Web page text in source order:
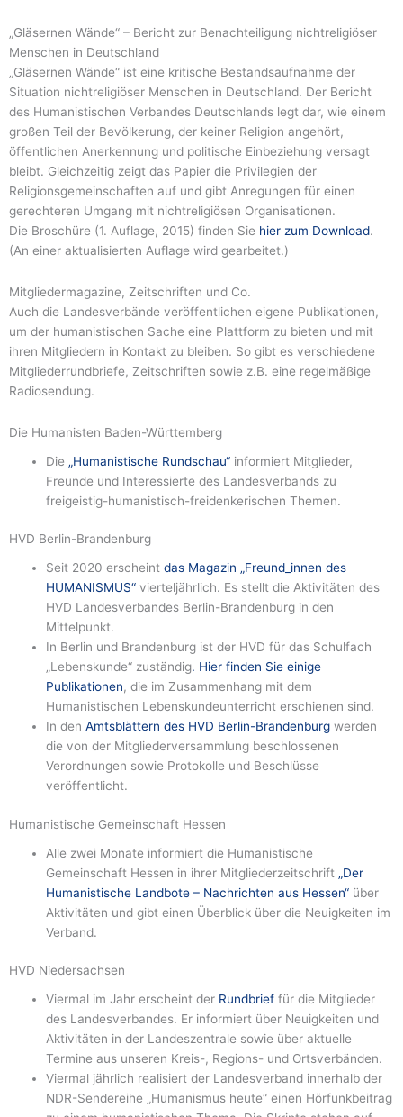
„Gläsernen Wände“ – Bericht zur Benachteiligung nichtreligiöser
Menschen in Deutschland
„Gläsernen Wände“ ist eine kritische Bestandsaufnahme der
Situation nichtreligiöser Menschen in Deutschland. Der Bericht
des Humanistischen Verbandes Deutschlands legt dar, wie einem
großen Teil der Bevölkerung, der keiner Religion angehört,
öffentlichen Anerkennung und politische Einbeziehung versagt
bleibt. Gleichzeitig zeigt das Papier die Privilegien der
Religionsgemeinschaften auf und gibt Anregungen für einen
gerechteren Umgang mit nichtreligiösen Organisationen.
Die Broschüre (1. Auflage, 2015) finden Sie hier zum Download.
(An einer aktualisierten Auflage wird gearbeitet.)
Mitgliedermagazine, Zeitschriften und Co.
Auch die Landesverbände veröffentlichen eigene Publikationen,
um der humanistischen Sache eine Plattform zu bieten und mit
ihren Mitgliedern in Kontakt zu bleiben. So gibt es verschiedene
Mitgliederrundbriefe, Zeitschriften sowie z.B. eine regelmäßige
Radiosendung.
Die Humanisten Baden-Württemberg
Die „Humanistische Rundschau“ informiert Mitglieder,
Freunde und Interessierte des Landesverbands zu
freigeistig-humanistisch-freidenkerischen Themen.
HVD Berlin-Brandenburg
Seit 2020 erscheintdas Magazin „Freund_innen des
HUMANISMUS“ vierteljährlich. Es stellt die Aktivitäten des
HVD Landesverbandes Berlin-Brandenburg in den
Mittelpunkt.
In Berlin und Brandenburg ist der HVD für das Schulfach
„Lebenskunde“ zuständig. Hier finden Sie einige
Publikationen, die im Zusammenhang mit dem
Humanistischen Lebenskundeunterricht erschienen sind.
In den Amtsblättern des HVD Berlin-Brandenburg werden
die von der Mitgliederversammlung beschlossenen
Verordnungen sowie Protokolle und Beschlüsse
veröffentlicht.
Humanistische Gemeinschaft Hessen
Alle zwei Monate informiert die Humanistische
Gemeinschaft Hessen in ihrer Mitgliederzeitschrift „Der
Humanistische Landbote – Nachrichten aus Hessen“ über
Aktivitäten und gibt einen Überblick über die Neuigkeiten im
Verband.
HVD Niedersachsen
Viermal im Jahr erscheint der Rundbrief für die Mitglieder
des Landesverbandes. Er informiert über Neuigkeiten und
Aktivitäten in der Landeszentrale sowie über aktuelle
Termine aus unseren Kreis-, Regions- und Ortsverbänden.
Viermal jährlich realisiert der Landesverband innerhalb der
NDR-Sendereihe „Humanismus heute“ einen Hörfunkbeitrag